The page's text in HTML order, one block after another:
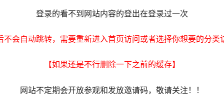
登录的看不到网站内容的登出在登录过一次
不会自动跳转，需要重新进入首页访问或者选择你想要的分类
【如果还是不行删除一下之前的缓存】
网站不定期会开放参观和发放邀请码，敬请关注！！